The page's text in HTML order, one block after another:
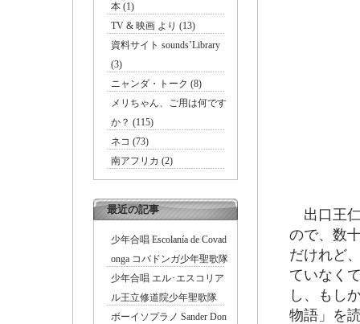
本 (1)
TV & 映画 より (13)
資料サイト sounds’Library
(3)
ニャンダ・トーク (8)
メリちゃん、ご用は何です
か？ (115)
ネコ (73)
南アフリカ (2)
最近の記事
少年合唱 Escolanía de Covad
onga コバドンガ少年聖歌隊
少年合唱 エル･エスコリア
ル王立修道院少年聖歌隊
ボーイソプラノ Sander Don
出口王
ので、数
だけれど
ていなく
し、もし
物語」を